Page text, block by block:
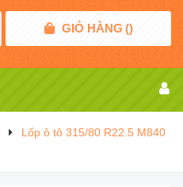
GIỎ HÀNG ()
Lốp ô tô 315/80 R22.5 M840